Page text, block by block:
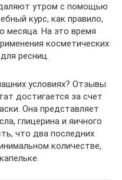
утром с помощью
курс, как правило,
месяца. На это время
косметических
ресниц.
условиях? Отзывы
достигается за счет
Она представляет
глицерина и яичного
что два последних
количестве,